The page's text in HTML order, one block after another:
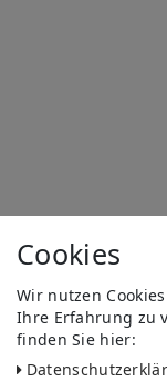
Cookies
Wir nutzen
Ihre Erfahrung zu
finden Sie hier: